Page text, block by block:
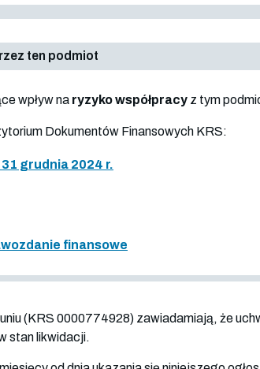
ten podmiot
wpływ na ryzyko współpracy z tym
Dokumentów Finansowych KRS:
grudnia 2024 r.
finansowe
(KRS 0000774928) zawiadamiają, że
stan likwidacji.